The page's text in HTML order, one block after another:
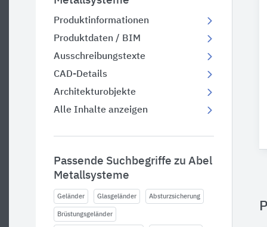
Produktinformationen
Produktdaten / BIM
Ausschreibungstexte
CAD-Details
Architekturobjekte
Alle Inhalte anzeigen
Passende Suchbegriffe zu Abel
Metallsysteme
Geländer Glasgeländer Absturzsicherung
Brüstungsgeländer